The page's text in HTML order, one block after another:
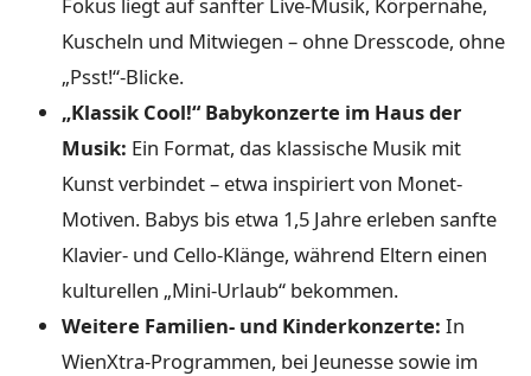
Kuscheln und Mitwiegen – ohne Dresscode, ohne
„Psst!“-Blicke.
„Klassik Cool!“ Babykonzerte im Haus der
Musik: Ein Format, das klassische Musik mit
Kunst verbindet – etwa inspiriert von Monet-
Motiven. Babys bis etwa 1,5 Jahre erleben sanfte
Klavier- und Cello-Klänge, während Eltern einen
kulturellen „Mini-Urlaub“ bekommen.
Weitere Familien- und Kinderkonzerte: In
WienXtra-Programmen, bei Jeunesse sowie im